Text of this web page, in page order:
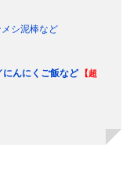
シ泥棒など
んにくご飯など
【超